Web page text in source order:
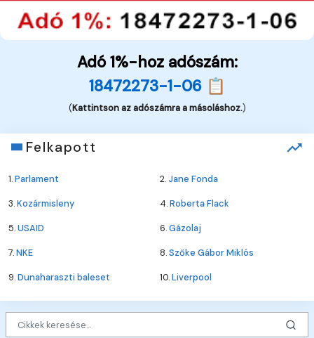
Adó 1%-hoz adószám:
18472273-1-06 📋
(Kattintson az adószámra a másoláshoz.)
Felkapott
1.Parlament 2.Jane Fonda
3.Kozármisleny 4.Roberta Flack
5.USAID 6.Gázolaj
7.NKE 8.Szőke Gábor Miklós
9.Dunaharaszti baleset 10.Liverpool